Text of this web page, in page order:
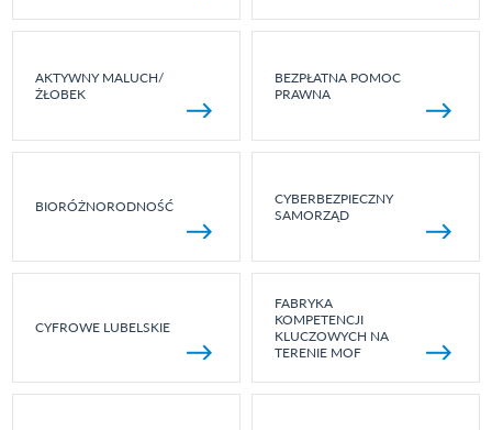
AKTYWNY MALUCH/
ŻŁOBEK
BEZPŁATNA POMOC
PRAWNA
BIORÓŻNORODNOŚĆ
CYBERBEZPIECZNY
SAMORZĄD
CYFROWE LUBELSKIE
FABRYKA
KOMPETENCJI
KLUCZOWYCH NA
TERENIE MOF